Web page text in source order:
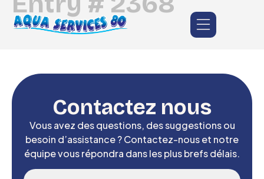
Contactez nous
Vous avez des questions, des suggestions ou
besoin d’assistance ? Contactez-nous et notre
équipe vous répondra dans les plus brefs délais.